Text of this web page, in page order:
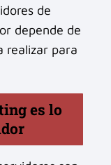
de
depende de
realizar para
es lo